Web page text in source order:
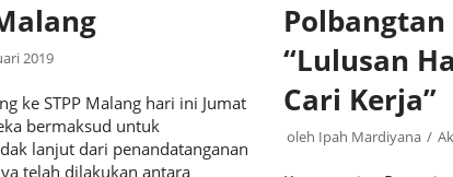
2019
ke STPP Malang hari ini Jumat
bermaksud untuk
lanjut dari penandatanganan
telah dilakukan antara
“Lulusan
Cari Kerja”
oleh Ipah Mardiyana